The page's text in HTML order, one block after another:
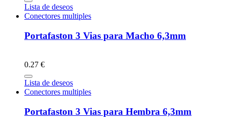
Lista de deseos
Conectores multiples
Portafaston 3 Vias para Macho 6,3mm
0.27 €
Lista de deseos
Conectores multiples
Portafaston 3 Vias para Hembra 6,3mm